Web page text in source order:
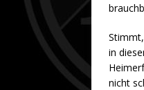
in
nicht